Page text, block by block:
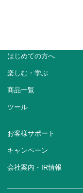
はじめての方へ
楽しむ・学ぶ
商品一覧
ツール
お客様サポート
キャンペーン
会社案内・IR情報